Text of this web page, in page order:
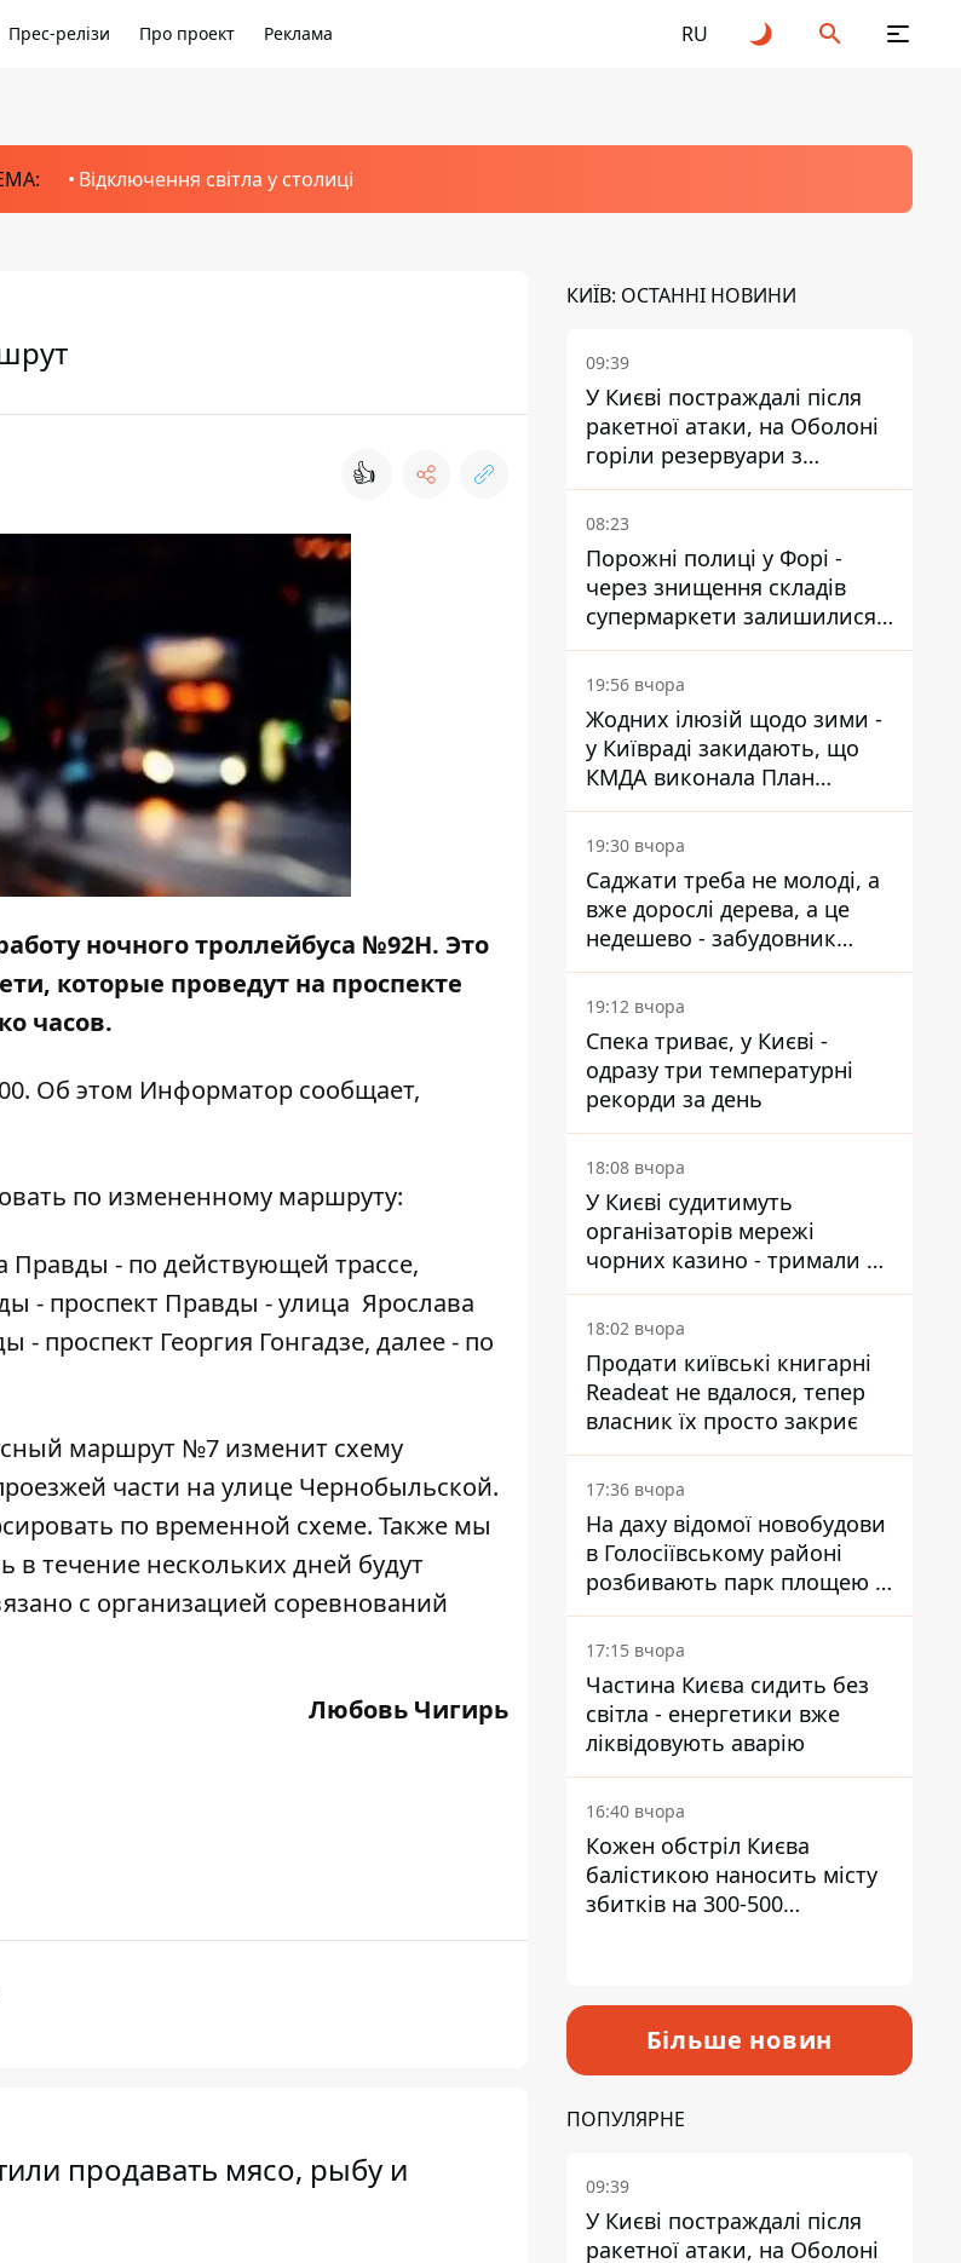
Прес-релізи Про проект Реклама RU
Відключення світла у столиці
👍
ночного троллейбуса №92Н. Это
которые проведут на проспекте
часов.
Об этом Информатор сообщает,
по измененному маршруту:
Правды - по действующей трассе,
- проспект Правды - улица Ярослава
проспект Георгия Гонгадзе, далее - по
маршрут №7 изменит схему
части на улице Чернобыльской.
по временной схеме. Также мы
в течение нескольких дней будут
с организацией соревнований
Любовь Чигирь
продавать мясо, рыбу и
КИЇВ: ОСТАННІ НОВИНИ
09:39
У Києві постраждалі після
ракетної атаки, на Оболоні
горіли резервуари з
паливом
08:23
Порожні полиці у Форі -
через знищення складів
супермаркети залишилися
без асортименту
19:56 вчора
Жодних ілюзій щодо зими -
у Київраді закидають, що
КМДА виконала План
стійкості на 20%
19:30 вчора
Саджати треба не молоді, а
вже дорослі дерева, а це
недешево - забудовник
Ніконов
19:12 вчора
Спека триває, у Києві -
одразу три температурні
рекорди за день
18:08 вчора
У Києві судитимуть
організаторів мережі
чорних казино - тримали 39
закладів
18:02 вчора
Продати київські книгарні
Readeat не вдалося, тепер
власник їх просто закриє
17:36 вчора
На даху відомої новобудови
в Голосіївському районі
розбивають парк площею в
гектар
17:15 вчора
Частина Києва сидить без
світла - енергетики вже
ліквідовують аварію
16:40 вчора
Кожен обстріл Києва
балістикою наносить місту
збитків на 300-500
Більше новин
ПОПУЛЯРНЕ
09:39
У Києві постраждалі після
ракетної атаки, на Оболоні